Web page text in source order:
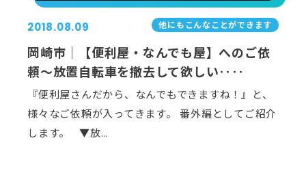
2018.08.09 他にもこんなことができます
岡崎市｜【便利屋・なんでも屋】へのご依
頼～放置自転車を撤去して欲しい‥‥
『便利屋さんだから、なんでもできますね！』と、
様々なご依頼が入ってきます。 番外編としてご紹介
します。 ▼放…